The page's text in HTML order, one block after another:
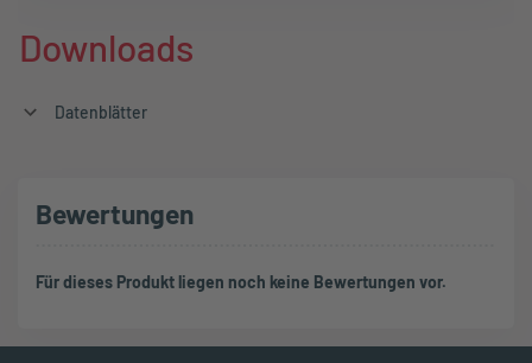
Downloads
Datenblätter
Bewertungen
Für dieses Produkt liegen noch keine Bewertungen vor.